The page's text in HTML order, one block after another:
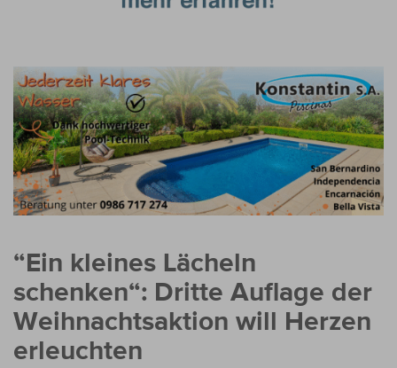
“Ein kleines Lächeln
schenken“: Dritte Auflage der
Weihnachtsaktion will Herzen
erleuchten